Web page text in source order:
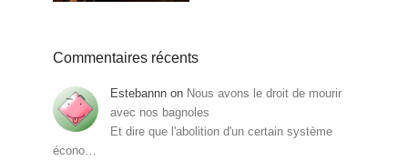
Commentaires récents
Estebannn on Nous avons le droit de mourir
avec nos bagnoles
Et dire que l'abolition d'un certain système
écono…